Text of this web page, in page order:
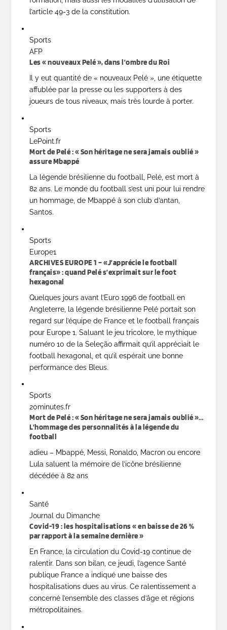
l’article 49-3 de la constitution.
Sports
AFP
Les « nouveaux Pelé », dans l’ombre du Roi
Il y eut quantité de « nouveaux Pelé », une étiquette
affublée par la presse ou les supporters à des
joueurs de tous niveaux, mais très lourde à porter.
Sports
LePoint.fr
Mort de Pelé : « Son héritage ne sera jamais oublié »
assure Mbappé
La légende brésilienne du football, Pelé, est mort à
82 ans. Le monde du football s’est uni pour lui rendre
un hommage, de Mbappé à son club d’antan,
Santos.
Sports
Europe1
ARCHIVES EUROPE 1 – «J’apprécie le football
français» : quand Pelé s’exprimait sur le foot
hexagonal
Quelques jours avant l’Euro 1996 de football en
Angleterre, la légende brésilienne Pelé portait son
regard sur l’équipe de France et le football français
pour Europe 1. Saluant le jeu tricolore, le mythique
numéro 10 de la Seleção affirmait qu’il appréciait le
football hexagonal, et qu’il espérait une bonne
performance des Bleus.
Sports
20minutes.fr
Mort de Pelé : « Son héritage ne sera jamais oublié »…
L’hommage des personnalités à la légende du
football
adieu – Mbappé, Messi, Ronaldo, Macron ou encore
Lula saluent la mémoire de l’icône brésilienne
décédée à 82 ans
Santé
Journal du Dimanche
Covid-19 : les hospitalisations « en baisse de 26 %
par rapport à la semaine dernière »
En France, la circulation du Covid-19 continue de
ralentir. Dans son bilan, ce jeudi, l’agence Santé
publique France a indiqué une baisse des
hospitalisations dues au virus. Ce ralentissement a
concerné l’ensemble des classes d’âge et régions
métropolitaines.